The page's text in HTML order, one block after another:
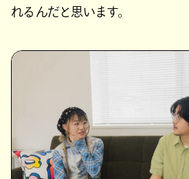
れるんだと思います。